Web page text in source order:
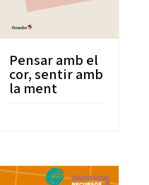
Pensar amb el
cor, sentir amb
la ment